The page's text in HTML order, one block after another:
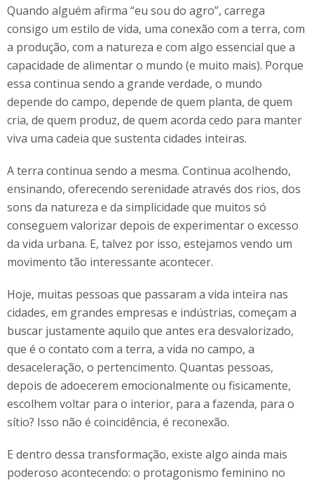
Quando alguém afirma “eu sou do agro”, carrega
consigo um estilo de vida, uma conexão com a terra, com
a produção, com a natureza e com algo essencial que a
capacidade de alimentar o mundo (e muito mais). Porque
essa continua sendo a grande verdade, o mundo
depende do campo, depende de quem planta, de quem
cria, de quem produz, de quem acorda cedo para manter
viva uma cadeia que sustenta cidades inteiras.
A terra continua sendo a mesma. Continua acolhendo,
ensinando, oferecendo serenidade através dos rios, dos
sons da natureza e da simplicidade que muitos só
conseguem valorizar depois de experimentar o excesso
da vida urbana. E, talvez por isso, estejamos vendo um
movimento tão interessante acontecer.
Hoje, muitas pessoas que passaram a vida inteira nas
cidades, em grandes empresas e indústrias, começam a
buscar justamente aquilo que antes era desvalorizado,
que é o contato com a terra, a vida no campo, a
desaceleração, o pertencimento. Quantas pessoas,
depois de adoecerem emocionalmente ou fisicamente,
escolhem voltar para o interior, para a fazenda, para o
sítio? Isso não é coincidência, é reconexão.
E dentro dessa transformação, existe algo ainda mais
poderoso acontecendo: o protagonismo feminino no